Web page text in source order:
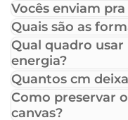
Vocês enviam
Quais são as
Qual quadro usar
energia?
Quantos cm
Como preservar
canvas?